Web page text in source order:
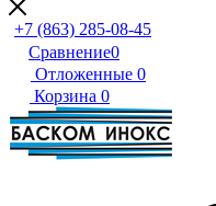
+7 (863) 285-08-45
Сравнение0
Отложенные 0
Корзина 0